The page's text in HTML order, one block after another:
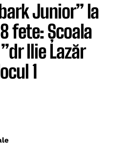
Junior” la
fete: Școala
Ilie Lazăr
1